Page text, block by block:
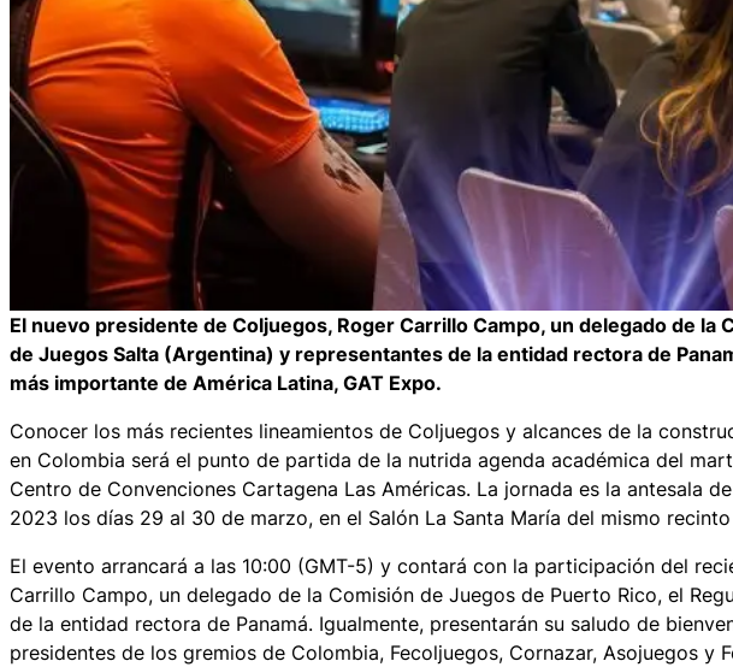
El nuevo presidente de Coljuegos, Roger Carrillo Campo, un delegado de la
de Juegos Salta (Argentina) y representantes de la entidad rectora de
más importante de América Latina, GAT Expo.
Conocer los más recientes lineamientos de Coljuegos y alcances de la
en Colombia será el punto de partida de la nutrida agenda académica del
Centro de Convenciones Cartagena Las Américas. La jornada es la antesala
2023 los días 29 al 30 de marzo, en el Salón La Santa María del mismo
El evento arrancará a las 10:00 (GMT-5) y contará con la participación del
Carrillo Campo, un delegado de la Comisión de Juegos de Puerto Rico, el
de la entidad rectora de Panamá. Igualmente, presentarán su saludo de
presidentes de los gremios de Colombia, Fecoljuegos, Cornazar, Asojuegos y